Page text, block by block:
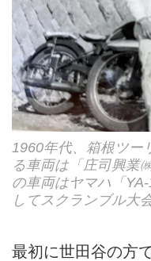
1960年代、箱根ツー
る車両は「庄司興
の車両はヤマハ「
してスクランブル大
最初に世田谷の方